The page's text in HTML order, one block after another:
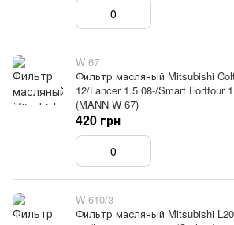
W 67
Фильтр масляный Mitsubishi
12/Lancer 1.5 08-/Smart Fortfour
(MANN W 67)
420 грн
W 610/3
Фильтр масляный Mitsubishi